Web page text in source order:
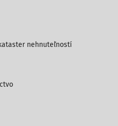
nehnuteľností